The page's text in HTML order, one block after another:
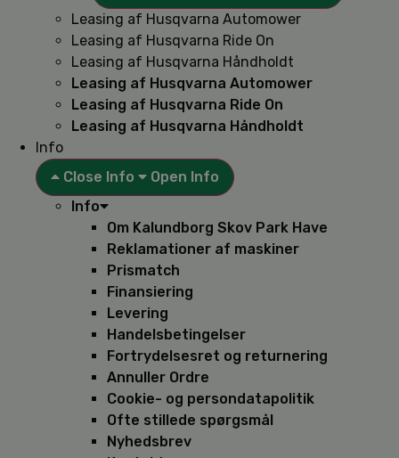
Leasing af Husqvarna Automower
Leasing af Husqvarna Ride On
Leasing af Husqvarna Håndholdt
Leasing af Husqvarna Automower
Leasing af Husqvarna Ride On
Leasing af Husqvarna Håndholdt
Info
Close Info
Open Info
Info
Om Kalundborg Skov Park Have
Reklamationer af maskiner
Prismatch
Finansiering
Levering
Handelsbetingelser
Fortrydelsesret og returnering
Annuller Ordre
Cookie- og persondatapolitik
Ofte stillede spørgsmål
Nyhedsbrev